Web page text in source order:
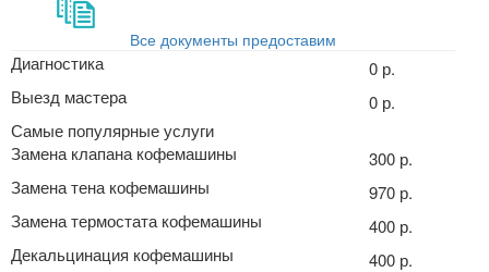
Все документы предоставим
Диагностика
0 р.
Выезд мастера
0 р.
Самые популярные услуги
Замена клапана кофемашины
300 р.
Замена тена кофемашины
970 р.
Замена термостата кофемашины
400 р.
Декальцинация кофемашины
400 р.